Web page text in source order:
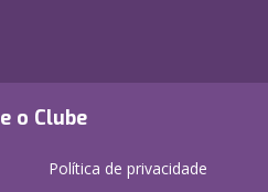
o Clube
Política de privacidade